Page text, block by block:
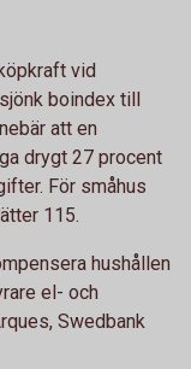
vid
boindex till
att en
drygt 27 procent
För småhus
115.
hushållen
el- och
Swedbank